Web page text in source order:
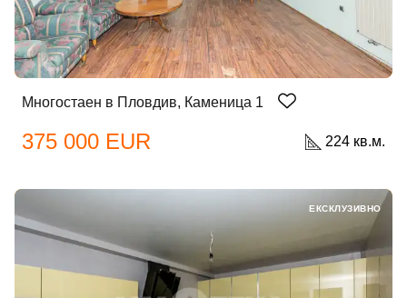
Многостаен в Пловдив, Каменица 1
375 000 EUR 224 кв.м.
ЕКСКЛУЗИВНО